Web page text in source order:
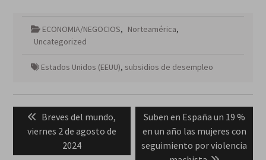
ECONOMIA/NEGOCIOS, Norteamérica,
Uncategorized
Estados Unidos (EEUU), subsidios de desempleo
entradas
Previous
post:
Breves del mundo,
viernes 2 de agosto de
2024
Next
post:
Suben en España un 19 %
en un año las mujeres con
seguimiento por violencia